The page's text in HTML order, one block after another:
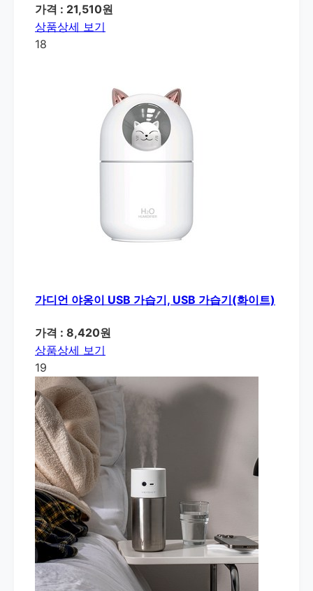
가격 : 21,510원
상품상세 보기
18
가디언 야옹이 USB 가습기, USB 가습기(화이트)
가격 : 8,420원
상품상세 보기
19